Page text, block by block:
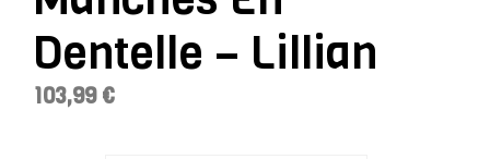
Dentelle – Lillian
103,99€